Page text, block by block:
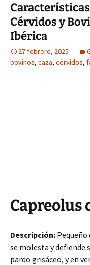
Cérvidos y
Ibérica
27 febrero, 2025
bovinos, caza, cérvidos,
Capreolus
Descripción:
se molesta y defiende
pardo grisáceo, y en